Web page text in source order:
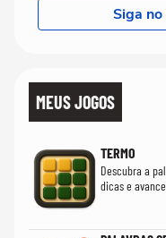
Siga
MEUS JOGOS
TERMO
Descubra a
dicas e